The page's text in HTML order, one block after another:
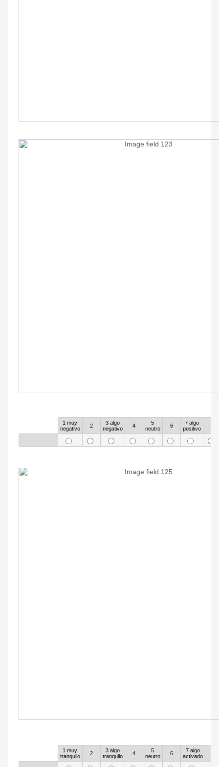
1 muy
negativo
2
3 algo
negativo
4
5
neutro
6
7 algo
positivo
1 muy
tranquilo
2
3 algo
tranquilo
4
5
neutro
6
7 algo
activado